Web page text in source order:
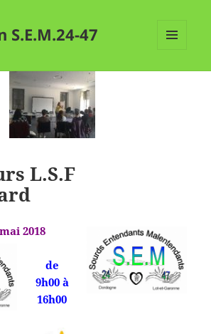
S.E.M.24-47
L.S.F
2018
de
9h00 à
16h00